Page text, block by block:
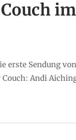
erste Sendung
Couch: Andi